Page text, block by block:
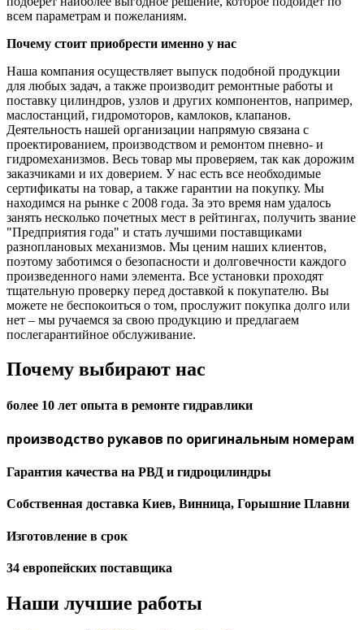
всем параметрам и пожеланиям.
Почему стоит приобрести именно у нас
Наша компания осуществляет выпуск подобной продукции
для любых задач, а также производит ремонтные работы и
поставку цилиндров, узлов и других компонентов, например,
маслостанций, гидромоторов, камлоков, клапанов.
Деятельность нашей организации напрямую связана с
проектированием, производством и ремонтом пневно- и
гидромеханизмов. Весь товар мы проверяем, так как дорожим
заказчиками и их доверием. У нас есть все необходимые
сертификаты на товар, а также гарантии на покупку. Мы
находимся на рынке с 2008 года. За это время нам удалось
занять несколько почетных мест в рейтингах, получить звание
"Предприятия года" и стать лучшими поставщиками
разноплановых механизмов. Мы ценим наших клиентов,
поэтому заботимся о безопасности и долговечности каждого
произведенного нами элемента. Все установки проходят
тщательную проверку перед доставкой к покупателю. Вы
можете не беспокоиться о том, прослужит покупка долго или
нет – мы ручаемся за свою продукцию и предлагаем
послегарантийное обслуживание.
Почему выбирают нас
более 10 лет опыта в ремонте гидравлики
производство рукавов по оригинальным номерам
Гарантия качества на РВД и гидроцилиндры
Собственная доставка Киев, Винница, Горышние Плавни
Изготовление в срок
34 европейских поставщика
Наши лучшие работы